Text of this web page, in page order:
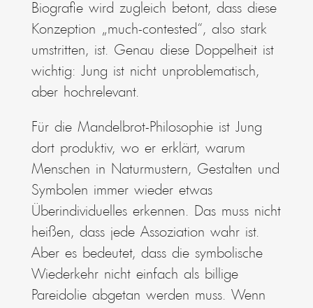
Biografie wird zugleich betont, dass diese
Konzeption „much-contested“, also stark
umstritten, ist. Genau diese Doppelheit ist
wichtig: Jung ist nicht unproblematisch,
aber hochrelevant.
Für die Mandelbrot-Philosophie ist Jung
dort produktiv, wo er erklärt, warum
Menschen in Naturmustern, Gestalten und
Symbolen immer wieder etwas
Überindividuelles erkennen. Das muss nicht
heißen, dass jede Assoziation wahr ist.
Aber es bedeutet, dass die symbolische
Wiederkehr nicht einfach als billige
Pareidolie abgetan werden muss. Wenn